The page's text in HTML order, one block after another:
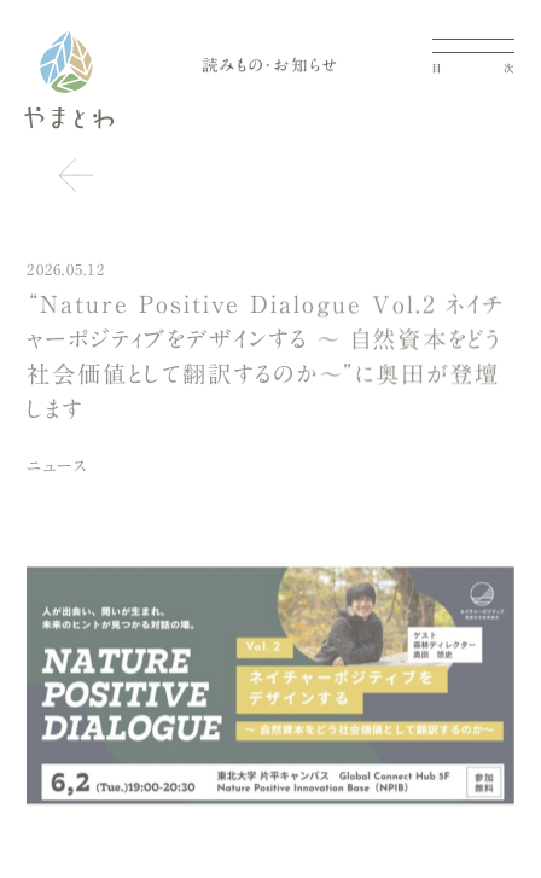
目 次
読みもの・お知らせ
“Nature Positive Dialogue Vol.2 ネイチ
ャーポジティブをデザインする 〜 自然資本をどう
社会価値として翻訳するのか〜”に奥田が登壇
します